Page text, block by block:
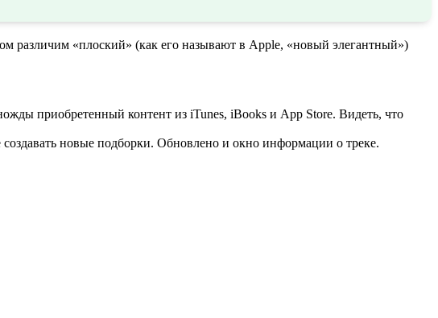
различим «плоский» (как его называют в Apple, «новый элегантный»)
приобретенный контент из iTunes, iBooks и App Store. Видеть, что
новые подборки. Обновлено и окно информации о треке.